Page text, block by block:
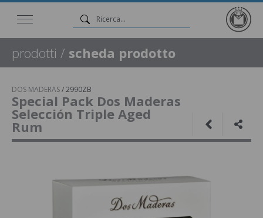
prodotti / scheda prodotto
DOS MADERAS/2990ZB
Special Pack Dos Maderas
Selección Triple Aged
Rum